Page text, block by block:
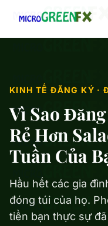
KINH TẾ ĐĂNG KÝ ·
Vì Sao
Rẻ Hơn
Tuần Của
Hầu hết các gia
đóng túi của họ.
tiền bạn thực sự